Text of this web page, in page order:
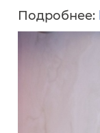
Подробнее: